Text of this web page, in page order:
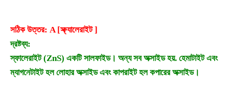
সঠিক উত্তর: A [স্ফ্যালেরাইট ]
দ্রষ্টব্য:
স্ফালেরাইট (ZnS) একটি সালফাইড। অন্য সব অক্সাইড হয়. হেমাটাইট এবং
ম্যাগনেটাইট হল লোহার অক্সাইড এবং কাপরাইট হল কপারের অক্সাইড।